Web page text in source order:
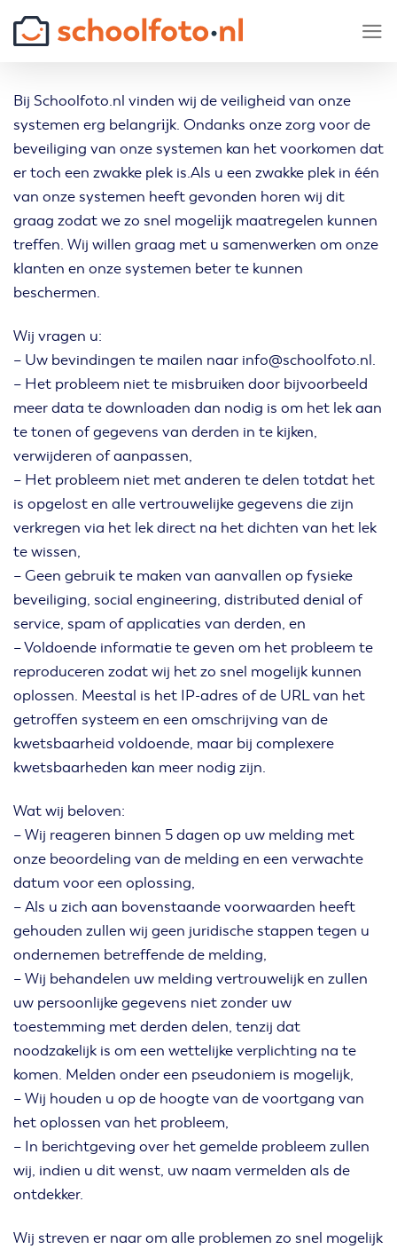
Bij Schoolfoto.nl vinden wij de veiligheid van onze
systemen erg belangrĳk. Ondanks onze zorg voor de
beveiliging van onze systemen kan het voorkomen dat
er toch een zwakke plek is.Als u een zwakke plek in één
van onze systemen heeft gevonden horen wij dit
graag zodat we zo snel mogelĳk maatregelen kunnen
treffen. Wij willen graag met u samenwerken om onze
klanten en onze systemen beter te kunnen
beschermen.
Wij vragen u:
– Uw bevindingen te mailen naar info@schoolfoto.nl.
– Het probleem niet te misbruiken door bijvoorbeeld
meer data te downloaden dan nodig is om het lek aan
te tonen of gegevens van derden in te kijken,
verwijderen of aanpassen,
– Het probleem niet met anderen te delen totdat het
is opgelost en alle vertrouwelijke gegevens die zijn
verkregen via het lek direct na het dichten van het lek
te wissen,
– Geen gebruik te maken van aanvallen op fysieke
beveiliging, social engineering, distributed denial of
service, spam of applicaties van derden, en
– Voldoende informatie te geven om het probleem te
reproduceren zodat wij het zo snel mogelijk kunnen
oplossen. Meestal is het IP-adres of de URL van het
getroffen systeem en een omschrijving van de
kwetsbaarheid voldoende, maar bij complexere
kwetsbaarheden kan meer nodig zijn.
Wat wij beloven:
– Wij reageren binnen 5 dagen op uw melding met
onze beoordeling van de melding en een verwachte
datum voor een oplossing,
– Als u zich aan bovenstaande voorwaarden heeft
gehouden zullen wij geen juridische stappen tegen u
ondernemen betreffende de melding,
– Wij behandelen uw melding vertrouwelijk en zullen
uw persoonlijke gegevens niet zonder uw
toestemming met derden delen, tenzij dat
noodzakelijk is om een wettelijke verplichting na te
komen. Melden onder een pseudoniem is mogelijk,
– Wij houden u op de hoogte van de voortgang van
het oplossen van het probleem,
– In berichtgeving over het gemelde probleem zullen
wij, indien u dit wenst, uw naam vermelden als de
ontdekker.
Wij streven er naar om alle problemen zo snel mogelijk